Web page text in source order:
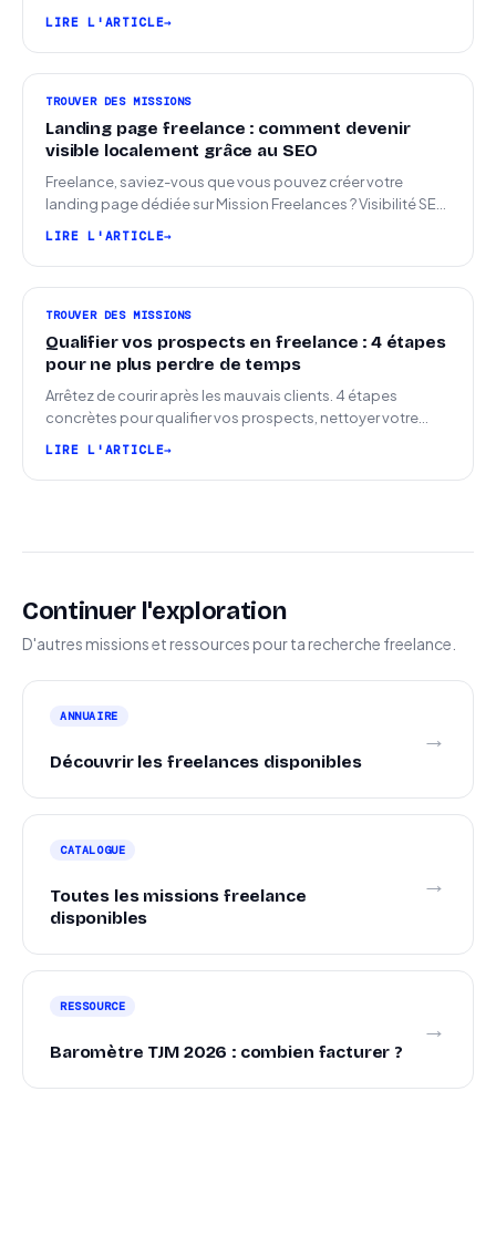
LIRE L'ARTICLE
TROUVER DES MISSIONS
Landing page freelance : comment devenir
visible localement grâce au SEO
Freelance, saviez-vous que vous pouvez créer votre
landing page dédiée sur Mission Freelances ? Visibilité SEO
LIRE L'ARTICLE
TROUVER DES MISSIONS
Qualifier vos prospects en freelance : 4 étapes
pour ne plus perdre de temps
Arrêtez de courir après les mauvais clients. 4 étapes
concrètes pour qualifier vos prospects, nettoyer votre
LIRE L'ARTICLE
Continuer l'exploration
D'autres missions et ressources pour ta recherche freelance.
ANNUAIRE
Découvrir les freelances disponibles
→
CATALOGUE
Toutes les missions freelance
disponibles
→
RESSOURCE
Baromètre TJM 2026 : combien facturer ?
→